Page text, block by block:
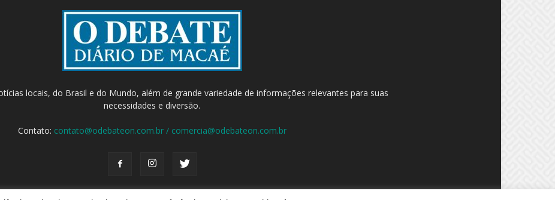
locais, do Brasil e do Mundo, além de grande variedade de informações relevantes para suas
necessidades e diversão.
Contato: contato@odebateon.com.br / comercia@odebateon.com.br